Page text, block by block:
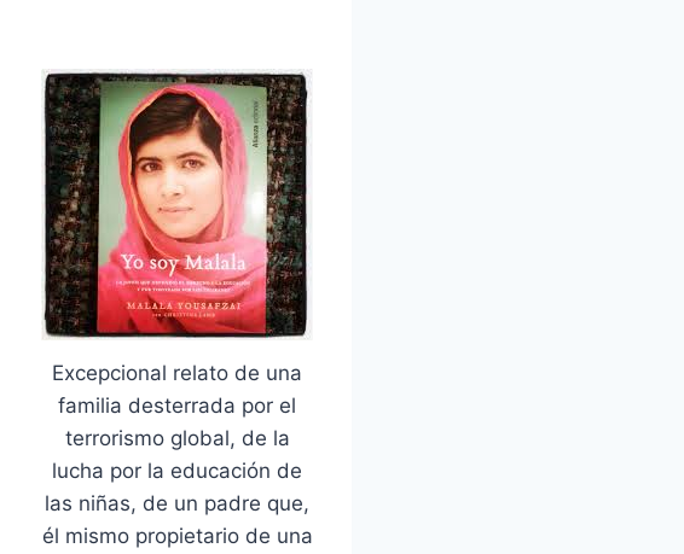
Excepcional relato de una
familia desterrada por el
terrorismo global, de la
lucha por la educación de
las niñas, de un padre que,
él mismo propietario de una